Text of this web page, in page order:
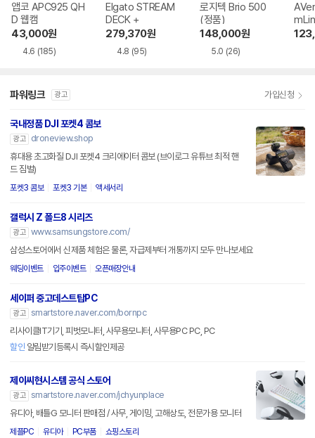
앱코 APC925 QH
D 웹캠
43,000원
4.6 (185)
Elgato STREAM
DECK +
279,370원
4.8 (95)
로지텍 Brio 500
(정품)
148,000원
5.0 (26)
11G2
파워링크 광고 가입신청
국내정품 DJI 포켓4 콤보
광고
droneview.shop
휴대용 초고화질 DJI 포켓4 크리에이터 콤보 (브이로그 유튜브 최적 핸
드 짐벌)
포켓3 콤보 포켓3 기본 액세서리
갤럭시 Z 폴드8 시리즈
광고 www.samsungstore.com/
삼성스토어에서 신제품 체험은 물론, 자급제부터 개통까지 모두 만나보세요
웨딩이벤트 입주이벤트 오픈매장안내
세이퍼 중고데스트탑PC
광고 smartstore.naver.com/bornpc
리사이클IT기기, 피벗모니터, 사무용모니터, 사무용PC PC, PC
할인 알림받기등록시 즉시할인제공
제이씨현시스템 공식 스토어
광고 smartstore.naver.com/jchyunplace
유디아, 배틀G 모니터 판매점 / 사무, 게이밍, 고해상도, 전문가용 모니터
제플PC 유디아 PC부품 쇼핑스토리